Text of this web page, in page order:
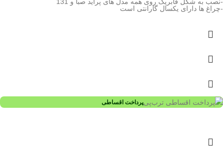
-چراغ ها دارای یکسال گارانتی است
پرداخت اقساطی